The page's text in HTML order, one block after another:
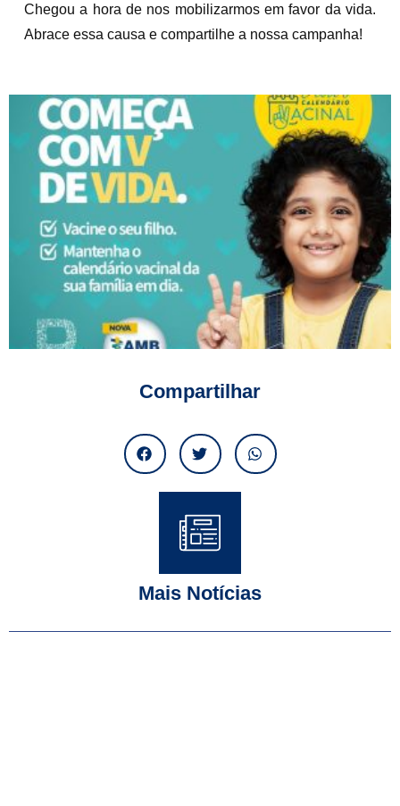
Chegou a hora de nos mobilizarmos em favor da vida.
Abrace essa causa e compartilhe a nossa campanha!
Compartilhar
Mais Notícias